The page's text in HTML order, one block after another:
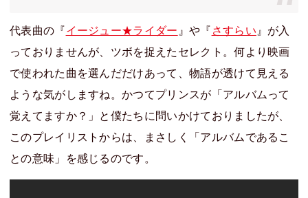
代表曲の『イージュー★ライダー』や『さすらい』が入
っておりませんが、ツボを捉えたセレクト。何より映画
で使われた曲を選んだだけあって、物語が透けて見える
ような気がしますね。かつてプリンスが「アルバムって
覚えてますか？」と僕たちに問いかけておりましたが、
このプレイリストからは、まさしく「アルバムであるこ
との意味」を感じるのです。